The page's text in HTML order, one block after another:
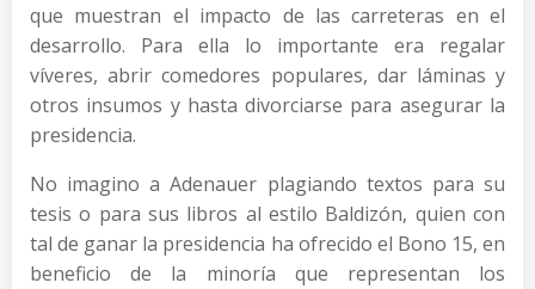
que muestran el impacto de las carreteras en el
desarrollo. Para ella lo importante era regalar
víveres, abrir comedores populares, dar láminas y
otros insumos y hasta divorciarse para asegurar la
presidencia.
No imagino a Adenauer plagiando textos para su
tesis o para sus libros al estilo Baldizón, quien con
tal de ganar la presidencia ha ofrecido el Bono 15, en
beneficio de la minoría que representan los